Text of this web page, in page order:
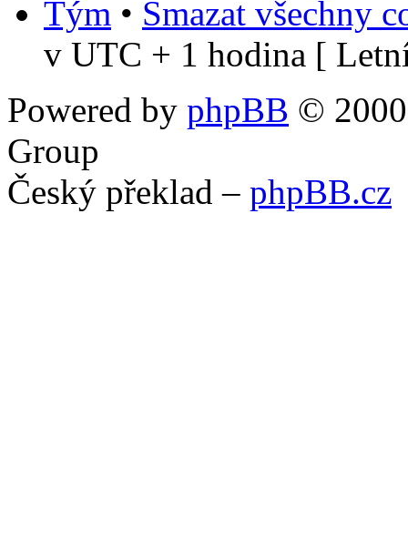
Tým • Smazat všechny
v UTC + 1 hodina [
Powered by phpBB ©
Group
Český překlad – phpBB.cz